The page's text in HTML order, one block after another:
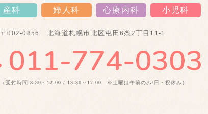
産科 婦人科 心療内科 小児科
〒002-0856 北海道札幌市北区屯田6条2丁目11-1
（受付時間 8:30～12:00 / 13:30～17:00 ※土曜は午前のみ/日・祝休み）